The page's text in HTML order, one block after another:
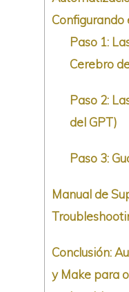
Configurando
Paso 1:
Cerebro
Paso 2:
del GPT)
Paso 3:
Manual de
Conclusión:
y Make para